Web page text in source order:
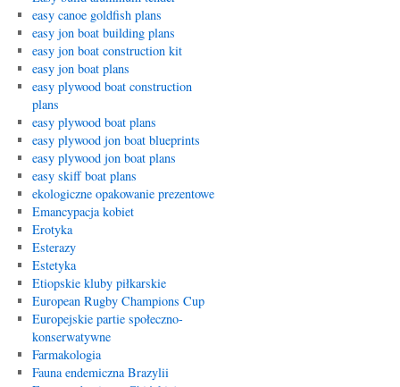
easy canoe goldfish plans
easy jon boat building plans
easy jon boat construction kit
easy jon boat plans
easy plywood boat construction
plans
easy plywood boat plans
easy plywood jon boat blueprints
easy plywood jon boat plans
easy skiff boat plans
ekologiczne opakowanie prezentowe
Emancypacja kobiet
Erotyka
Esterazy
Estetyka
Etiopskie kluby piłkarskie
European Rugby Champions Cup
Europejskie partie społeczno-
konserwatywne
Farmakologia
Fauna endemiczna Brazylii